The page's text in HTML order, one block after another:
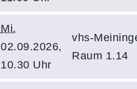
Mi.
02.09.2026,
10.30 Uhr
vhs-
Raum 1.14